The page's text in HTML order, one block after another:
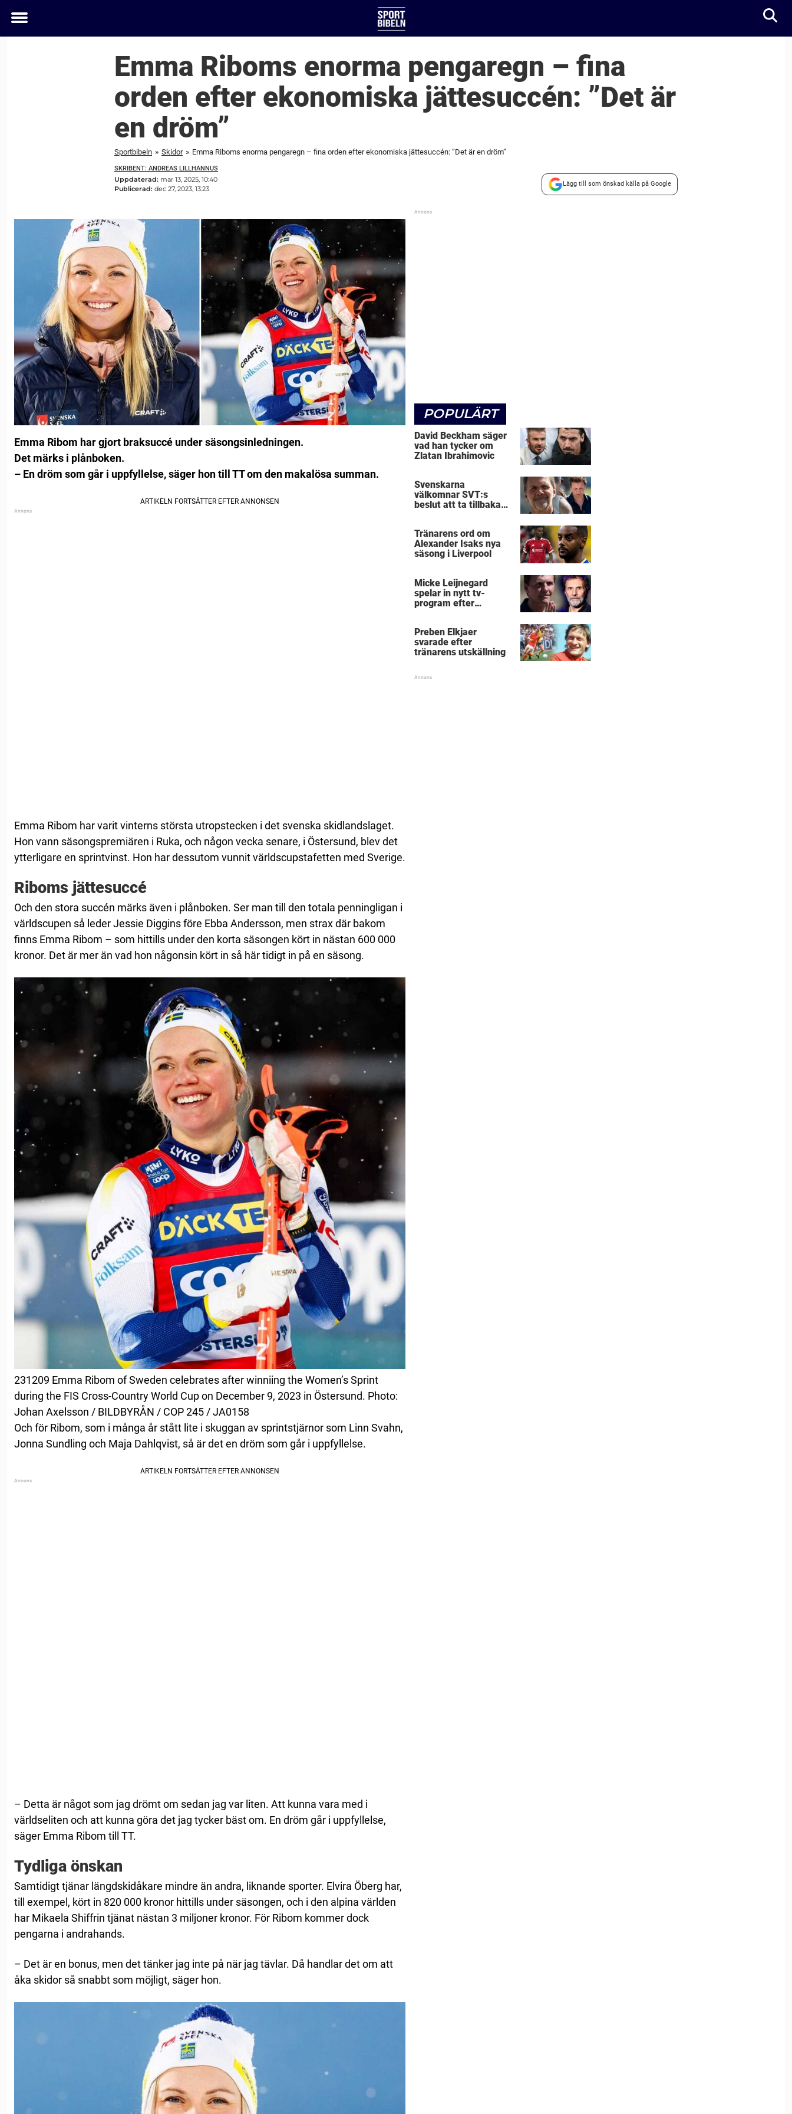
Toggle
Emma Riboms enorma pengaregn – fina
orden efter ekonomiska jättesuccén: ”Det är
en dröm”
Sportbibeln » Skidor » Emma Riboms enorma pengaregn – fina orden efter ekonomiska jättesuccén: ”Det är en dröm”
SKRIBENT: ANDREAS LILLHANNUS
Uppdaterad: mar 13, 2025, 10:40
Publicerad: dec 27, 2023, 13:23
Lägg till som önskad källa på Google
Emma Ribom har gjort braksuccé under säsongsinledningen.
Det märks i plånboken.
– En dröm som går i uppfyllelse, säger hon till TT om den makalösa summan.
Emma Ribom har varit vinterns största utropstecken i det svenska skidlandslaget.
Hon vann säsongspremiären i Ruka, och någon vecka senare, i Östersund, blev det
ytterligare en sprintvinst. Hon har dessutom vunnit världscupstafetten med Sverige.
Riboms jättesuccé
Och den stora succén märks även i plånboken. Ser man till den totala penningligan i
världscupen så leder Jessie Diggins före Ebba Andersson, men strax där bakom
finns Emma Ribom – som hittills under den korta säsongen kört in nästan 600 000
kronor. Det är mer än vad hon någonsin kört in så här tidigt in på en säsong.
231209 Emma Ribom of Sweden celebrates after winniing the Women’s Sprint
during the FIS Cross-Country World Cup on December 9, 2023 in Östersund. Photo:
Johan Axelsson / BILDBYRÅN / COP 245 / JA0158
Och för Ribom, som i många år stått lite i skuggan av sprintstjärnor som Linn Svahn,
Jonna Sundling och Maja Dahlqvist, så är det en dröm som går i uppfyllelse.
– Detta är något som jag drömt om sedan jag var liten. Att kunna vara med i
världseliten och att kunna göra det jag tycker bäst om. En dröm går i uppfyllelse,
säger Emma Ribom till TT.
Tydliga önskan
Samtidigt tjänar längdskidåkare mindre än andra, liknande sporter. Elvira Öberg har,
till exempel, kört in 820 000 kronor hittills under säsongen, och i den alpina världen
har Mikaela Shiffrin tjänat nästan 3 miljoner kronor. För Ribom kommer dock
pengarna i andrahands.
– Det är en bonus, men det tänker jag inte på när jag tävlar. Då handlar det om att
åka skidor så snabbt som möjligt, säger hon.
POPULÄRT
David Beckham säger
vad han tycker om
Zlatan Ibrahimovic
Svenskarna
välkomnar SVT:s
beslut att ta tillbaka
Tränarens ord om
Alexander Isaks nya
säsong i Liverpool
Micke Leijnegard
spelar in nytt tv-
program efter
Preben Elkjaer
svarade efter
tränarens utskällning